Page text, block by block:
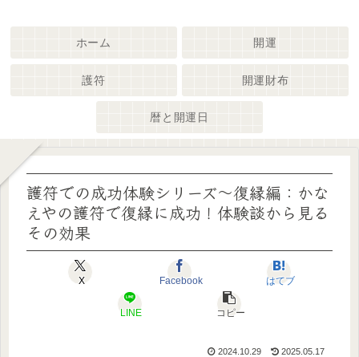
ホーム 開運
護符 開運財布
暦と開運日
護符での成功体験シリーズ～復縁編：かな
えやの護符で復縁に成功！体験談から見る
その効果
X Facebook はてブ
LINE コピー
2024.10.29 2025.05.17